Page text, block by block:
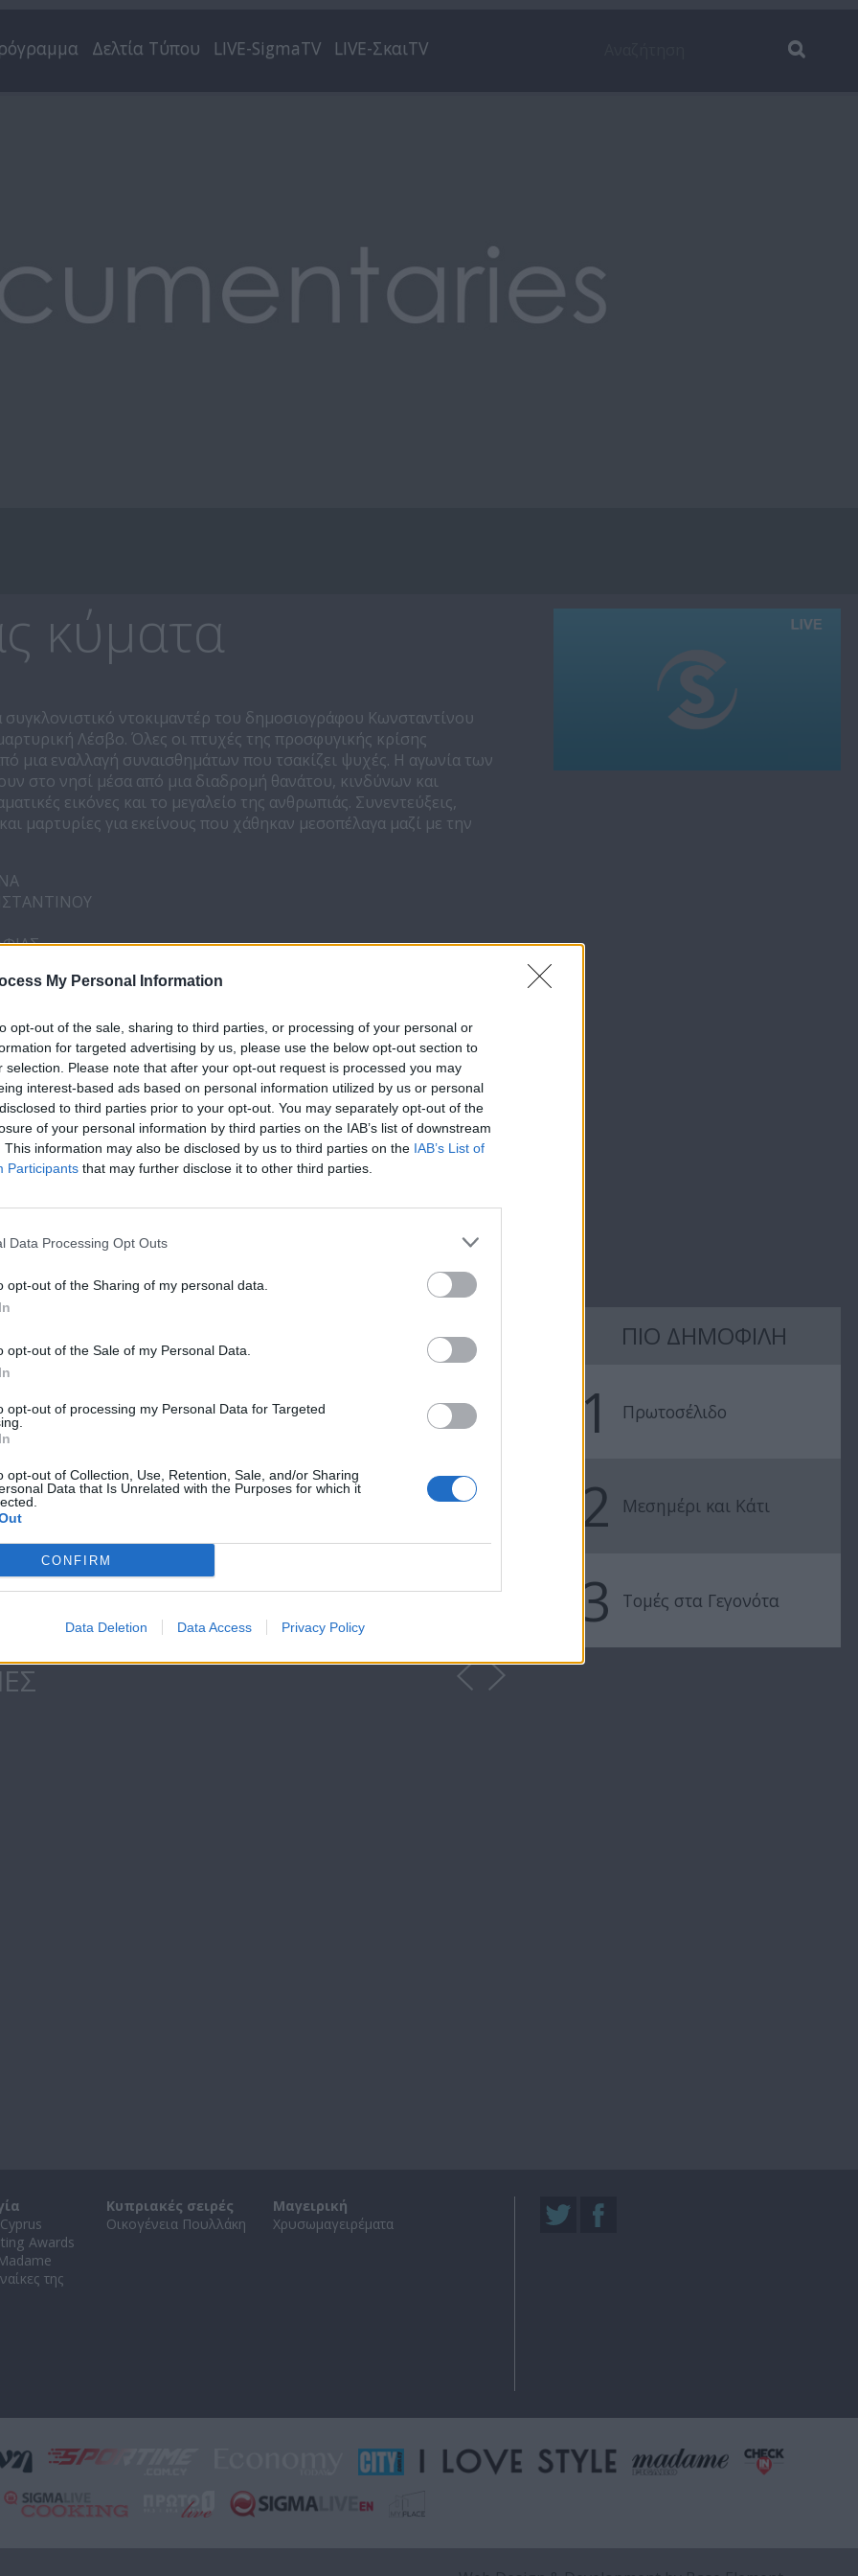
My Personal Information
opt-out of the sale, sharing to third parties, or processing of your personal or
for targeted advertising by us, please use the below opt-out section to
selection. Please note that after your opt-out request is processed you may
interest-based ads based on personal information utilized by us or personal
to third parties prior to your opt-out. You may separately opt-out of the
of your personal information by third parties on the IAB’s list of downstream
This information may also be disclosed by us to third parties on the IAB’s List of
Participants that may further disclose it to other third parties.
Data Processing Opt Outs
opt-out of the Sharing of my personal data.
opt-out of the Sale of my Personal Data.
opt-out of processing my Personal Data for Targeted
opt-out of Collection, Use, Retention, Sale, and/or Sharing
Data that Is Unrelated with the Purposes for which it
CONFIRM
Data Deletion Data Access Privacy Policy
Δελτία Τύπου LIVE-SigmaTV LIVE-ΣκαιTV
κύματα
συγκλονιστικό ντοκιμαντέρ του δημοσιογράφου Κωνσταντίνου
Λέσβο. Όλες οι πτυχές της προσφυγικής κρίσης
μια εναλλαγή συναισθημάτων που τσακίζει ψυχές. Η αγωνία των
στο νησί μέσα από μια διαδρομή θανάτου, κινδύνων και
εικόνες και το μεγαλείο της ανθρωπιάς. Συνεντεύξεις,
μαρτυρίες για εκείνους που χάθηκαν μεσοπέλαγα μαζί με την
ΠΙΟ ΔΗΜΟΦΙΛΗ
1 Πρωτοσέλιδο
2 Μεσημέρι και Κάτι
3 Τομές στα Γεγονότα
Awards
της
Κυπριακές σειρές
Οικογένεια Πουλλάκη
Μαγειρική
Χρυσωμαγειρέματα